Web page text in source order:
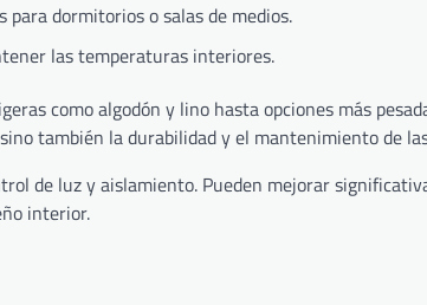
para dormitorios o salas de medios.
las temperaturas interiores.
como algodón y lino hasta opciones más
también la durabilidad y el mantenimiento de
de luz y aislamiento. Pueden mejorar
interior.